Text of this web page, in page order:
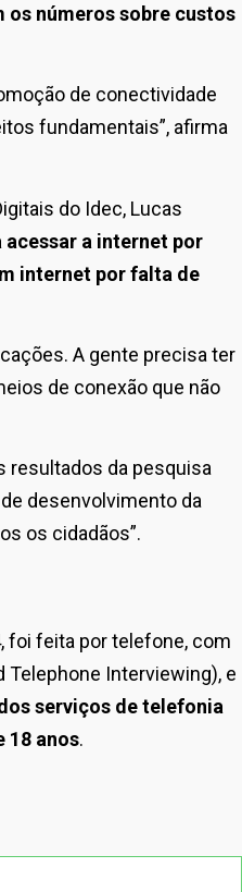
números sobre custos
de conectividade
fundamentais”, afirma
do Idec, Lucas
a internet por
internet por falta de
A gente precisa ter
de conexão que não
resultados da pesquisa
desenvolvimento da
os cidadãos”.
foi feita por telefone, com
Interviewing), e
serviços de telefonia
18 anos.